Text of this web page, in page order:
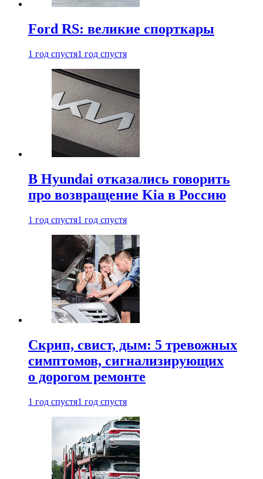
Ford RS: великие спорткары
1 год спустя1 год спустя
В Hyundai отказались говорить
про возвращение Kia в Россию
1 год спустя1 год спустя
Скрип, свист, дым: 5 тревожных
симптомов, сигнализирующих
о дорогом ремонте
1 год спустя1 год спустя